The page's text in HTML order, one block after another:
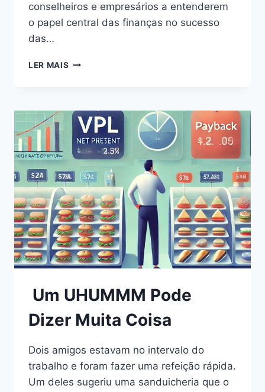
conselheiros e empresários a entenderem
o papel central das finanças no sucesso
das…
LER MAIS
Um UHUMMM Pode
Dizer Muita Coisa
Dois amigos estavam no intervalo do
trabalho e foram fazer uma refeição rápida.
Um deles sugeriu uma sanduicheria que o